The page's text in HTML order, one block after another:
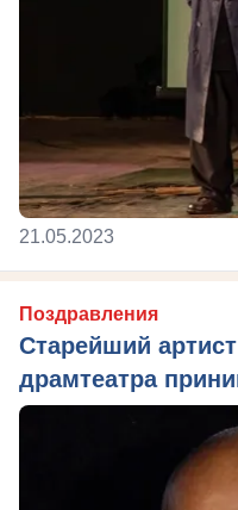
21.05.2023
Поздравления
Старейший
драмтеатра